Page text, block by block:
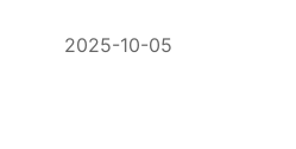
2025-10-05